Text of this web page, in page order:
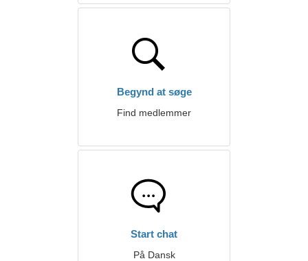
Begynd at søge
Find medlemmer
Start chat
På Dansk